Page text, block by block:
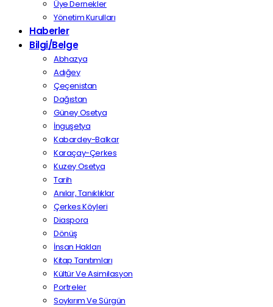
Üye Dernekler
Yönetim Kurulları
Haberler
Bilgi/Belge
Abhazya
Adığey
Çeçenistan
Dağıstan
Güney Osetya
İnguşetya
Kabardey-Balkar
Karaçay-Çerkes
Kuzey Osetya
Tarih
Anılar, Tanıklıklar
Çerkes Köyleri
Diaspora
Dönüş
İnsan Hakları
Kitap Tanıtımları
Kültür Ve Asimilasyon
Portreler
Soykırım Ve Sürgün